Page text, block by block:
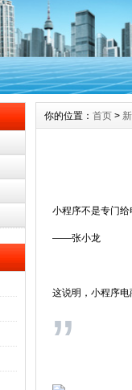
你的位置： 首页 >
小程序不是专门给
——张小龙
这说明，小程序电
”